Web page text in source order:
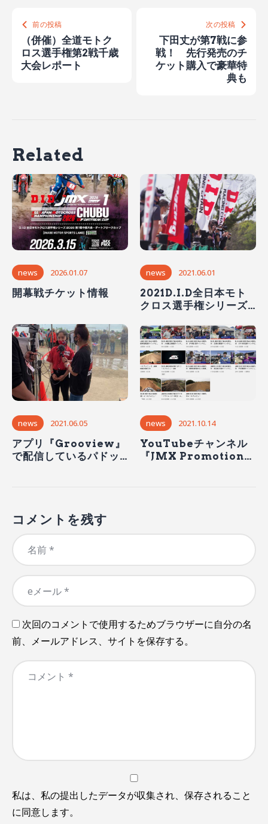
前の投稿
（併催）全道モトク
ロス選手権第2戦千歳
大会レポート
次の投稿
下田丈が第7戦に参
戦！ 先行発売のチ
ケット購入で豪華特
典も
Related
news 2026.01.07
開幕戦チケット情報
news 2021.06.01
2021D.I.D全日本モト
クロス選手権シリーズ
（6/5〜6）の観戦情報
＆見どころ
news 2021.06.05
アプリ『Grooview』
で配信しているパドッ
news 2021.10.14
YouTubeチャンネル
『JMX Promotion』
コメントを残す
次回のコメントで使用するためブラウザーに自分の名
前、メールアドレス、サイトを保存する。
私は、私の提出したデータが収集され、保存されること
に同意します。